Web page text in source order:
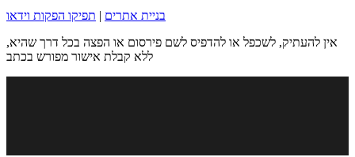
בניית אתרים
תפיקו הפקות וידאו
אין להעתיק, לשכפל או להדפיס לשם פירסום או הפצה בכל דרך שהיא,
ללא קבלת אישור מפורש בכתב